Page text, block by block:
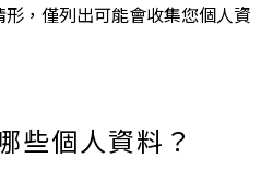
，僅列出可能會收集您個人資
些個人資料？